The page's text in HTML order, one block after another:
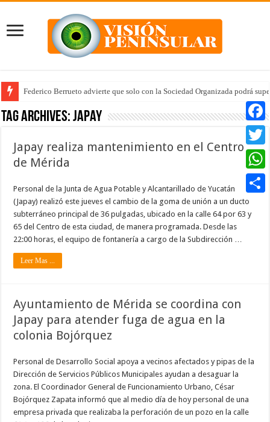
Federico Berrueto advierte que solo con la Sociedad Organizada podrá
Tag Archives:japay
Japay realiza mantenimiento en el Centro
de Mérida
Personal de la Junta de Agua Potable y Alcantarillado de Yucatán
(Japay) realizó este jueves el cambio de la goma de unión a un ducto
subterráneo principal de 36 pulgadas, ubicado en la calle 64 por 63 y
65 del Centro de esta ciudad, de manera programada. Desde las
22:00 horas, el equipo de fontanería a cargo de la Subdirección …
Leer Mas ...
Ayuntamiento de Mérida se coordina con
Japay para atender fuga de agua en la
colonia Bojórquez
Personal de Desarrollo Social apoya a vecinos afectados y pipas de la
Dirección de Servicios Públicos Municipales ayudan a desaguar la
zona. El Coordinador General de Funcionamiento Urbano, César
Bojórquez Zapata informó que al medio día de hoy personal de una
empresa privada que realizaba la perforación de un pozo en la calle
Twitter